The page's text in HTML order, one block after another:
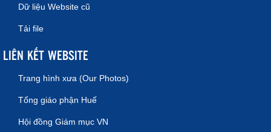
Dữ liệu Website cũ
Tải file
LIÊN KẾT WEBSITE
Trang hình xưa (Our Photos)
Tổng giáo phận Huế
Hội đồng Giám mục VN